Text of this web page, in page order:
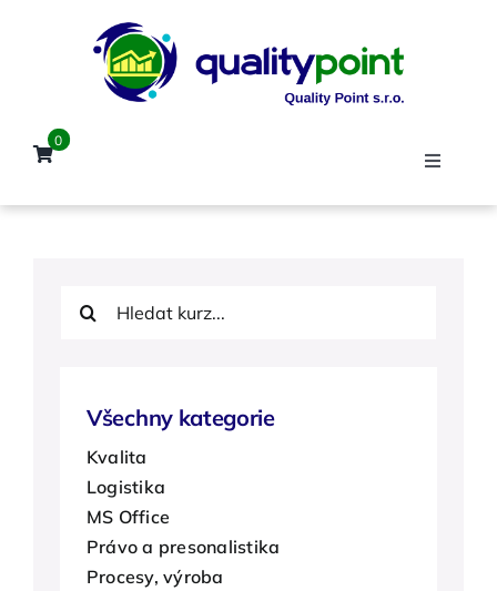
0
Toggle
Reference
Všechny kategorie
Kvalita
Logistika
MS Office
Právo a presonalistika
Procesy, výroba